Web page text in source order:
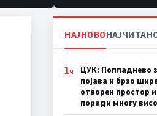
НАЈНОВО
1Ч
ЦУК: Попладнево
појава и брзо
отворен простор
поради многу